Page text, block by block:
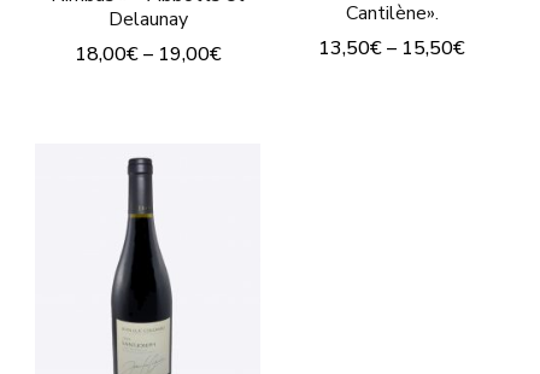
produit
Delaunay
18,00€– 19,00€
a
plusieurs
variations.
Les
options
peuvent
Cantilène».
13,50€– 15,50€